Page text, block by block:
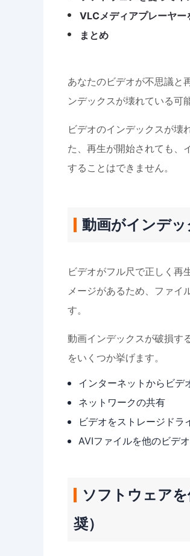
VLCメディアプレーヤ
まとめ
あなたのビデオが不思議と
ンデックスが壊れている可
ビデオのインデックスが壊
た、再生が開始されても、
することはできません。
動画がインデ
ビデオがフル尺で正しく再
メージがあるため、ファイ
す。
動画インデックスが破損す
をいくつか挙げます。
インターネットからビデ
ネットワークの共有
ビデオをストレージドラ
AVIファイルを他のビデ
ソフトウェア
奨）